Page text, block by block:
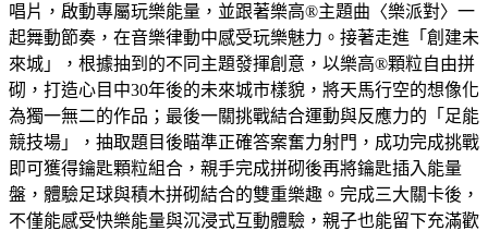
唱片，啟動專屬玩樂能量，並跟著樂高®主題曲〈樂派對〉一
起舞動節奏，在音樂律動中感受玩樂魅力。接著走進「創建未
來城」，根據抽到的不同主題發揮創意，以樂高®顆粒自由拼
砌，打造心目中30年後的未來城市樣貌，將天馬行空的想像化
為獨一無二的作品；最後一關挑戰結合運動與反應力的「足能
競技場」，抽取題目後瞄準正確答案奮力射門，成功完成挑戰
即可獲得鑰匙顆粒組合，親手完成拼砌後再將鑰匙插入能量
盤，體驗足球與積木拼砌結合的雙重樂趣。完成三大關卡後，
不僅能感受快樂能量與沉浸式互動體驗，親子也能留下充滿歡